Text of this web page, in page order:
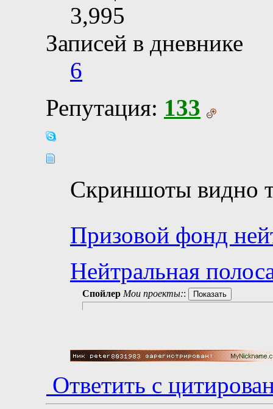
3,995
Записей в дневнике
6
Репутация: 133
Скриншоты видно
Призовой фонд
Нейтральная
Спойлер Мои проекты::
Ответить с